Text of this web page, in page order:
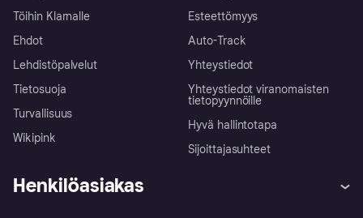
Töihin Klarnalle
Ehdot
Lehdistöpalvelut
Tietosuoja
Turvallisuus
Wikipink
Esteettömyys
Auto-Track
Yhteystiedot
Yhteystiedot viranomaisten
tietopyynnöille
Hyvä hallintotapa
Sijoittajasuhteet
Henkilöasiakas